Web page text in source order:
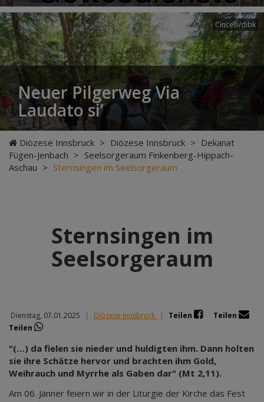
Cincelli/dibk
Neuer Pilgerweg Via
Laudato si’
Diözese Innsbruck > Diözese Innsbruck > Dekanat
Fügen-Jenbach > Seelsorgeraum Finkenberg-Hippach-
Aschau > Sternsingen im Seelsorgeraum
Sternsingen im
Seelsorgeraum
Dienstag, 07.01.2025 | Diözese Innsbruck | Teilen
Teilen
Teilen
"(…) da fielen sie nieder und huldigten ihm. Dann holten
sie ihre Schätze hervor und brachten ihm Gold,
Weihrauch und Myrrhe als Gaben dar" (Mt 2,11).
Am 06. Jänner feiern wir in der Liturgie der Kirche das Fest